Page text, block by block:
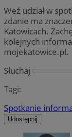
Weź udział w
zdanie ma
Katowicach.
kolejnych
mojekatowice.pl.
Słuchaj
Tagi:
Spotkanie
Udostępnij